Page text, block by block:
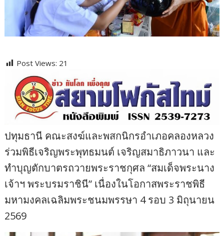
Post Views: 21
ปทุมธานี คณะสงฆ์และพสกนิกรอำเภอคลองหลวง
ร่วมพิธีเจริญพระพุทธมนต์ เจริญสมาธิภาวนา และ
ทำบุญตักบาตรถวายพระราชกุศล “สมเด็จพระนาง
เจ้าฯ พระบรมราชินี” เนื่องในโอกาสพระราชพิธี
มหามงคลเฉลิมพระชนมพรรษา 4 รอบ 3 มิถุนายน
2569